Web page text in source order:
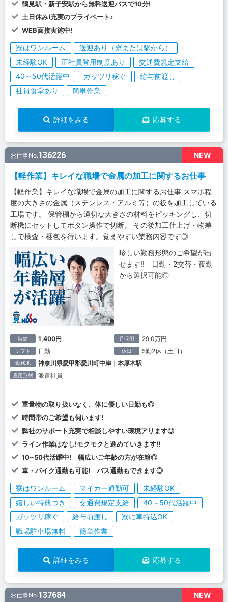
鶴見駅・新子安駅から無料送迎バスで10分!
土日休み!充実のプライベート♪
WEB面接実施中!
寮はワンルーム
送迎あり（寮または駅から）
未経験OK
正社員登用制度あり
交通費規定支給
40～50代活躍中
ガッツリ稼ぐ
給与前渡し
社員食堂あり
簡単作業
詳細をみる 応募する
NEW
お仕事No.136226
【軽作業】キレイな職場で金属の加工に関するお仕事
【軽作業】キレイな職場で金属の加工に関するお仕事 スマホ程
度の大きさの金属（ステンレス・アルミ等）の板を加工している
工場です。 保管棚から適切な大きさの材料をピッキングし、切
断機にセットしてボタン操作で切断。 その後加工仕上げ・物差
しで検査・梱包を行います。覚えやすい業務内容です◎
珍しい勤務形態のご希望が出
せます!! 日勤・2交替・夜勤
から選択可能◎
時給 1,400円 月収例 29.0万円
シフト 日勤 休日 5勤2休（土日）
勤務地 神奈川県愛甲郡愛川町中津｜本厚木駅
雇用形態 派遣社員
重量物の取り扱いなく、体に優しい日勤も◎
時間帯のご希望も伺います!
弊社のサポート充実で相談しやすい環境アリます◎
ライン作業はなし!モクモクと進めていきます!!
10~50代活躍中! 幅広いご年齢の方が在籍◎
車・バイク通勤も可能! バス通勤もできます◎
寮はワンルーム マイカー通勤可
未経験OK
嬉しい特典つき
交通費規定支給
40～50代活躍中
ガッツリ稼ぐ
給与前渡し
寮に車持込OK
職場駐車場無料
簡単作業
詳細をみる 応募する
NEW
お仕事No.137684